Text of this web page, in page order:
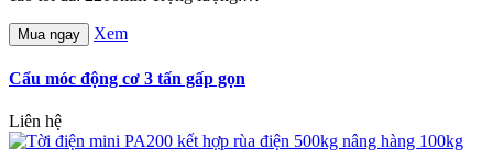
Mua ngay Xem
Cẩu móc động cơ 3 tấn gấp gọn
Liên hệ